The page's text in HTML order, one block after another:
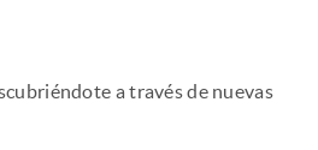
a través de nuevas